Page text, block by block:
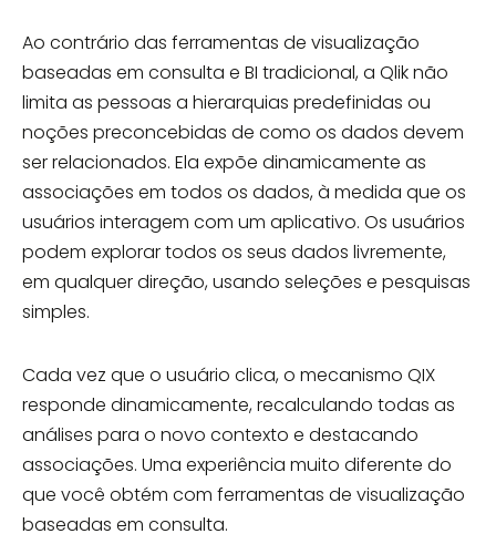
Ao contrário das ferramentas de visualização
baseadas em consulta e BI tradicional, a Qlik não
limita as pessoas a hierarquias predefinidas ou
noções preconcebidas de como os dados devem
ser relacionados. Ela expõe dinamicamente as
associações em todos os dados, à medida que os
usuários interagem com um aplicativo. Os usuários
podem explorar todos os seus dados livremente,
em qualquer direção, usando seleções e pesquisas
simples.
Cada vez que o usuário clica, o mecanismo QIX
responde dinamicamente, recalculando todas as
análises para o novo contexto e destacando
associações. Uma experiência muito diferente do
que você obtém com ferramentas de visualização
baseadas em consulta.